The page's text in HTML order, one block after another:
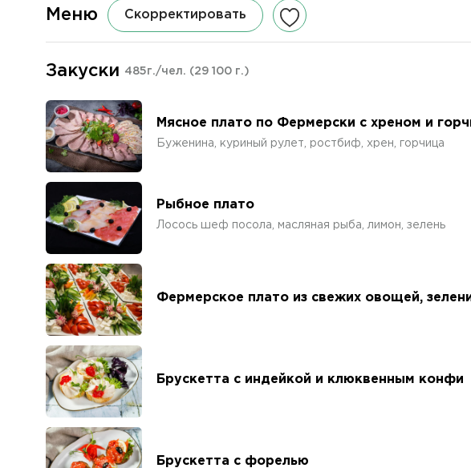
Меню Скорректировать
Закуски 485г./чел. (29 100 г.)
Мясное плато по Фермерски с хреном и
Буженина, куриный рулет, ростбиф, хрен, горчица
Рыбное плато
Лосось шеф посола, масляная рыба, лимон, зелень
Фермерское плато из свежих овощей,
Брускетта с индейкой и клюквенным конфи
Брускетта с форелью